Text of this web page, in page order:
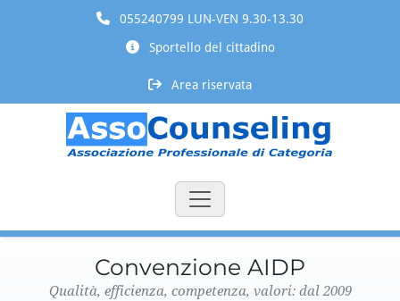
055240799 LUN-VEN 9.30-13.30
Sportello del cittadino
Area riservata
Convenzione AIDP
Qualità, efficienza, competenza, valori: dal 2009